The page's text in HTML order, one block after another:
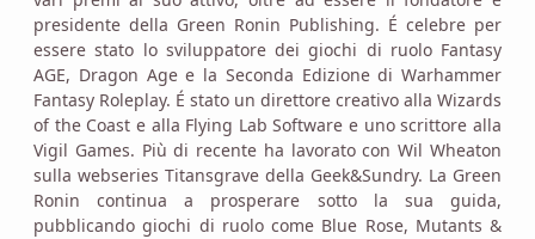
presidente della Green Ronin Publishing. É celebre per
essere stato lo sviluppatore dei giochi di ruolo Fantasy
AGE, Dragon Age e la Seconda Edizione di Warhammer
Fantasy Roleplay. É stato un direttore creativo alla Wizards
of the Coast e alla Flying Lab Software e uno scrittore alla
Vigil Games. Più di recente ha lavorato con Wil Wheaton
sulla webseries Titansgrave della Geek&Sundry. La Green
Ronin continua a prosperare sotto la sua guida,
pubblicando giochi di ruolo come Blue Rose, Mutants &